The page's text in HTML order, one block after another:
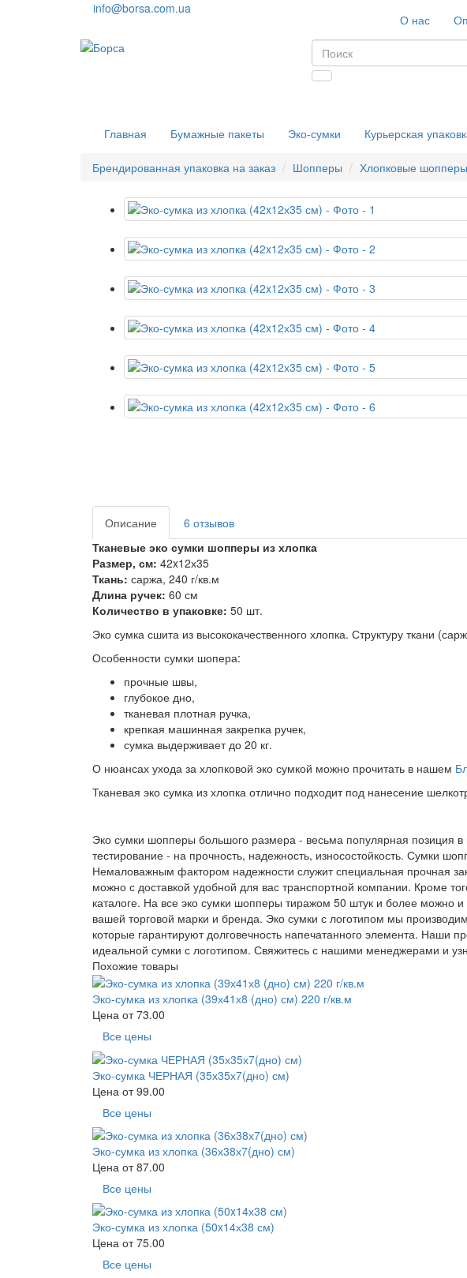
info@borsa.com.ua
О нас
Главная Бумажные пакеты Эко-сумки Курьерская
Брендированная упаковка на заказ Шопперы Хлопковые шопперы
Описание
6 отзывов
Тканевые эко сумки шопперы из хлопка
Размер, см: 42x12х35
Ткань: саржа, 240 г/кв.м
Длина ручек: 60 см
Количество в упаковке: 50 шт.
Эко сумка сшита из высококачественного хлопка. Структуру ткани
Особенности сумки шопера:
прочные швы,
глубокое дно,
тканевая плотная ручка,
крепкая машинная закрепка ручек,
сумка выдерживает до 20 кг.
О нюансах ухода за хлопковой эко сумкой можно прочитать в нашем
Тканевая эко сумка из хлопка отлично подходит под нанесение
Эко сумки шопперы большого размера - весьма популярная позиция
тестирование - на прочность, надежность, износостойкость. Сумки
Немаловажным фактором надежности служит специальная прочная
можно с доставкой удобной для вас транспортной компании. Кроме
каталоге. На все эко сумки шопперы тиражом 50 штук и более можно
вашей торговой марки и бренда. Эко сумки с логотипом мы
которые гарантируют долговечность напечатанного элемента. Наши
идеальной сумки с логотипом. Свяжитесь с нашими менеджерами и
Похожие товары
Эко-сумка из хлопка (39х41х8 (дно) см) 220 г/кв.м
Цена от73.00
Все цены
Эко-сумка ЧЕРНАЯ (35х35х7(дно) см)
Цена от99.00
Все цены
Эко-сумка из хлопка (36х38х7(дно) см)
Цена от87.00
Все цены
Эко-сумка из хлопка (50x14х38 см)
Цена от75.00
Все цены